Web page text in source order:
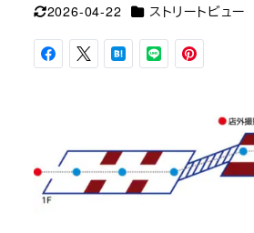
更新日
2026-04-22 カテゴリー
ストリートビュー